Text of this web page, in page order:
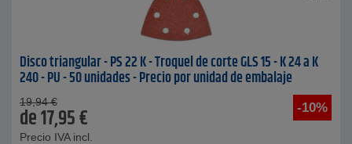
Disco triangular - PS 22 K - Troquel de corte GLS 15 - K 24 a K
240 - PU - 50 unidades - Precio por unidad de embalaje
-10%
19,94 €
de17,95€
Precio IVA incl.